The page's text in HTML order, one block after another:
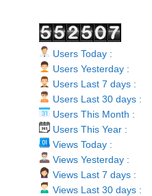
Users Today :
Users Yesterday :
Users Last 7 days :
Users Last 30 days :
Users This Month :
Users This Year :
Views Today :
Views Yesterday :
Views Last 7 days :
Views Last 30 days :